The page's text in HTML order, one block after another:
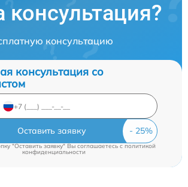
консультацию
консультация со
Оставить заявку
"Оставить заявку" Вы соглашаетесь cполитикой
конфиденциальности